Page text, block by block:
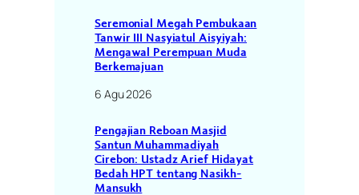
Seremonial Megah Pembukaan
Tanwir III Nasyiatul Aisyiyah:
Mengawal Perempuan Muda
Berkemajuan
6 Agu 2026
Pengajian Reboan Masjid
Santun Muhammadiyah
Cirebon: Ustadz Arief Hidayat
Bedah HPT tentang Nasikh-
Mansukh